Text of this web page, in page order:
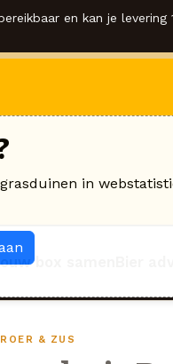
en kan je
box samen
& ZUS
in